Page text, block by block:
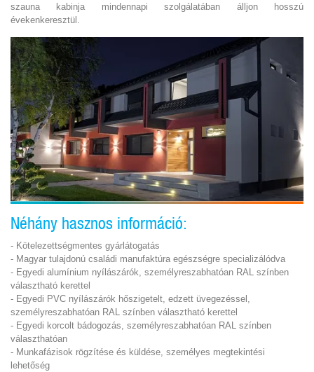
szauna kabinja mindennapi szolgálatában álljon hosszú
évekenkeresztül.
Néhány hasznos információ:
- Kötelezettségmentes gyárlátogatás
- Magyar tulajdonú családi manufaktúra egészségre specializálódva
- Egyedi alumínium nyílászárók, személyreszabhatóan RAL színben
választható kerettel
- Egyedi PVC nyílászárók hőszigetelt, edzett üvegezéssel,
személyreszabhatóan RAL színben választható kerettel
- Egyedi korcolt bádogozás, személyreszabhatóan RAL színben
választhatóan
- Munkafázisok rögzítése és küldése, személyes megtekintési
lehetőség